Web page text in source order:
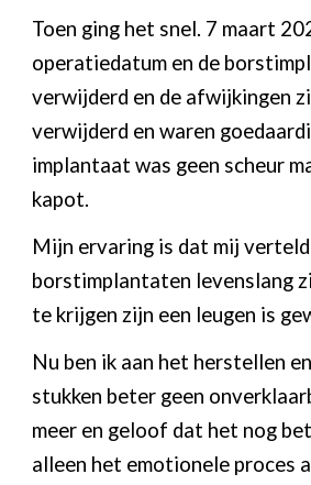
Toen ging het snel. 7 maart
operatiedatum en de
verwijderd en de afwijkingen
verwijderd en waren
implantaat was geen scheur
kapot.
Mijn ervaring is dat mij
borstimplantaten levenslang
te krijgen zijn een leugen is
Nu ben ik aan het herstellen
stukken beter geen
meer en geloof dat het nog
alleen het emotionele proces